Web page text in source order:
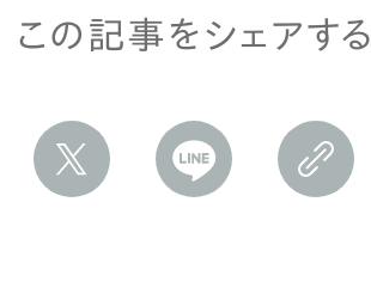
この記事をシェアする